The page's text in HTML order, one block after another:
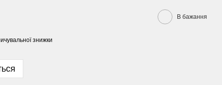
В бажання
знижки